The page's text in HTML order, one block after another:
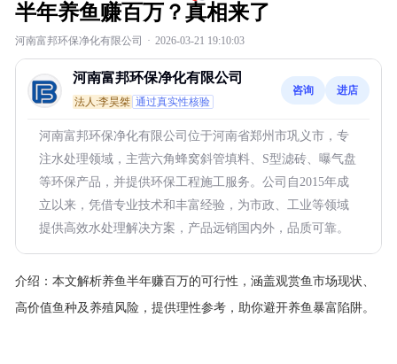
半年养鱼赚百万？真相来了
河南富邦环保净化有限公司 · 2026-03-21 19:10:03
河南富邦环保净化有限公司
法人:李昊桀 通过真实性核验
咨询 进店
河南富邦环保净化有限公司位于河南省郑州市巩义市，专
注水处理领域，主营六角蜂窝斜管填料、S型滤砖、曝气盘
等环保产品，并提供环保工程施工服务。公司自2015年成
立以来，凭借专业技术和丰富经验，为市政、工业等领域
提供高效水处理解决方案，产品远销国内外，品质可靠。
介绍： 本文解析养鱼半年赚百万的可行性，涵盖观赏鱼市场现状、
高价值鱼种及养殖风险，提供理性参考，助你避开养鱼暴富陷阱。